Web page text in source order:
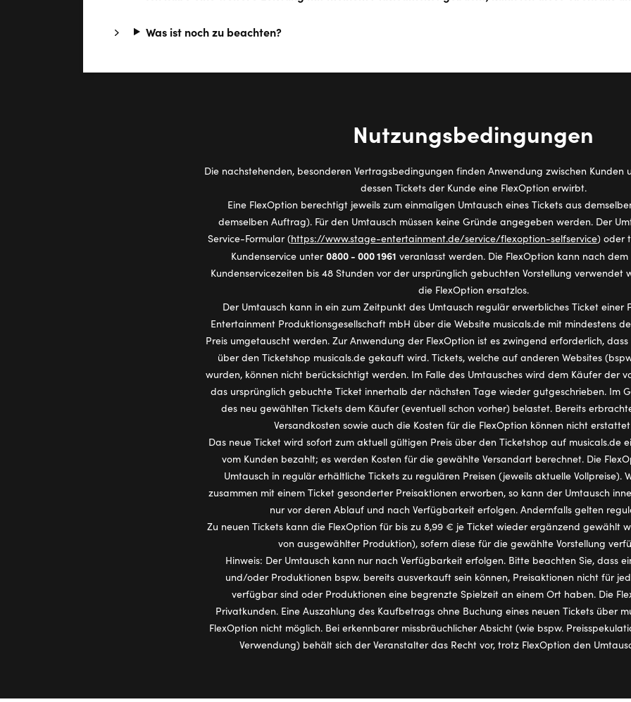
Was ist noch zu beachten?
Nutzungsbedingungen
Die nachstehenden, besonderen Vertragsbedingungen finden Anwendung zwischen Kunden
dessen Tickets der Kunde eine FlexOption erwirbt.
Eine FlexOption berechtigt jeweils zum einmaligen Umtausch eines Tickets aus
demselben Auftrag). Für den Umtausch müssen keine Gründe angegeben werden. Der
Service-Formular (https://www.stage-entertainment.de/service/flexoption-selfservice) oder
Kundenservice unter0800 - 000 1961 veranlasst werden. Die FlexOption kann nach
Kundenservicezeiten bis 48 Stunden vor der ursprünglich gebuchten Vorstellung verwendet
die FlexOption ersatzlos.
Der Umtausch kann in ein zum Zeitpunkt des Umtausch regulär erwerbliches Ticket einer
Entertainment Produktionsgesellschaft mbH über die Website musicals.de mit mindestens
Preis umgetauscht werden. Zur Anwendung der FlexOption ist es zwingend erforderlich,
über den Ticketshop musicals.de gekauft wird. Tickets, welche auf anderen Websites
wurden, können nicht berücksichtigt werden. Im Falle des Umtausches wird dem Käufer der
das ursprünglich gebuchte Ticket innerhalb der nächsten Tage wieder gutgeschrieben. Im
des neu gewählten Tickets dem Käufer (eventuell schon vorher) belastet. Bereits
Versandkosten sowie auch die Kosten für die FlexOption können nicht
Das neue Ticket wird sofort zum aktuell gültigen Preis über den Ticketshop auf musicals.de
vom Kunden bezahlt; es werden Kosten für die gewählte Versandart berechnet. Die
Umtausch in regulär erhältliche Tickets zu regulären Preisen (jeweils aktuelle Vollpreise).
zusammen mit einem Ticket gesonderter Preisaktionen erworben, so kann der Umtausch
nur vor deren Ablauf und nach Verfügbarkeit erfolgen. Andernfalls gelten
Zu neuen Tickets kann die FlexOption für bis zu 8,99 € je Ticket wieder ergänzend gewählt
von ausgewählter Produktion), sofern diese für die gewählte Vorstellung
Hinweis: Der Umtausch kann nur nach Verfügbarkeit erfolgen. Bitte beachten Sie, dass
und/oder Produktionen bspw. bereits ausverkauft sein können, Preisaktionen nicht für
verfügbar sind oder Produktionen eine begrenzte Spielzeit an einem Ort haben. Die
Privatkunden. Eine Auszahlung des Kaufbetrags ohne Buchung eines neuen Tickets über
FlexOption nicht möglich. Bei erkennbarer missbräuchlicher Absicht (wie bspw.
Verwendung) behält sich der Veranstalter das Recht vor, trotz FlexOption den